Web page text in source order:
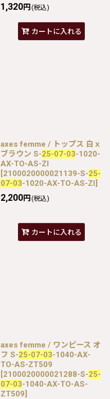
1,320円 (税込)
カートに入れる
axes femme / トップス 白ｘ
ブラウン S-25-07-03-1020-
AX-TO-AS-ZI
[2100020000021139-S-25-
07-03-1020-AX-TO-AS-ZI]
2,200円 (税込)
カートに入れる
axes femme / ワンピース オ
フ S-25-07-03-1040-AX-
TO-AS-ZT509
[2100020000021288-S-25-
07-03-1040-AX-TO-AS-
ZT509]